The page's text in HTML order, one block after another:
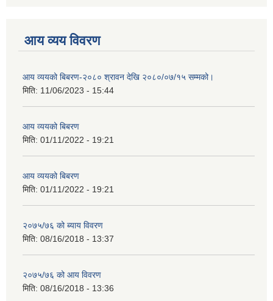
आय व्यय विवरण
आय व्ययको बिबरण-२०८० श्रावन देखि २०८०/०७/१५ सम्मको।
मिति: 11/06/2023 - 15:44
आय व्ययको बिबरण
मिति: 01/11/2022 - 19:21
आय व्ययको बिबरण
मिति: 01/11/2022 - 19:21
२०७५/७६ को ब्याय विवरण
मिति: 08/16/2018 - 13:37
२०७५/७६ को आय विवरण
मिति: 08/16/2018 - 13:36